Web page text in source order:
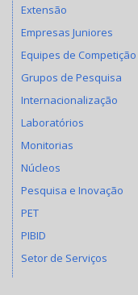
Extensão
Empresas Juniores
Equipes de Competição
Grupos de Pesquisa
Internacionalização
Laboratórios
Monitorias
Núcleos
Pesquisa e Inovação
PET
PIBID
Setor de Serviços